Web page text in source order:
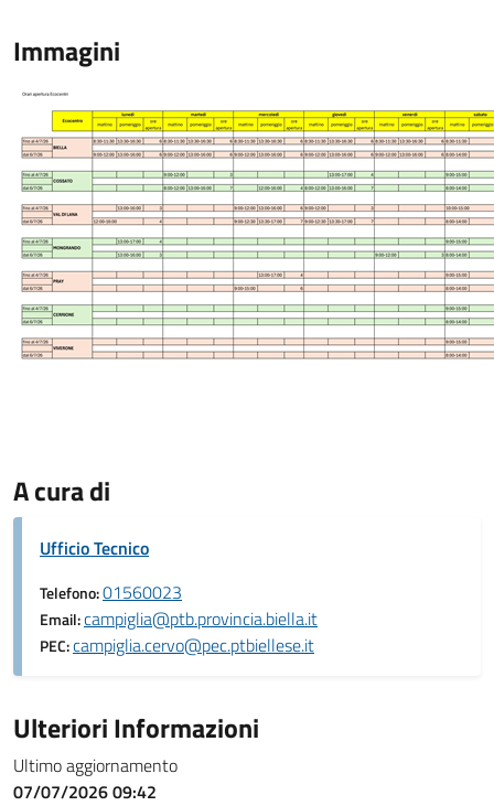
Immagini
A cura di
Ufficio Tecnico
Telefono:01560023
Email:campiglia@ptb.provincia.biella.it
PEC:campiglia.cervo@pec.ptbiellese.it
Ulteriori Informazioni
Ultimo aggiornamento
07/07/2026 09:42